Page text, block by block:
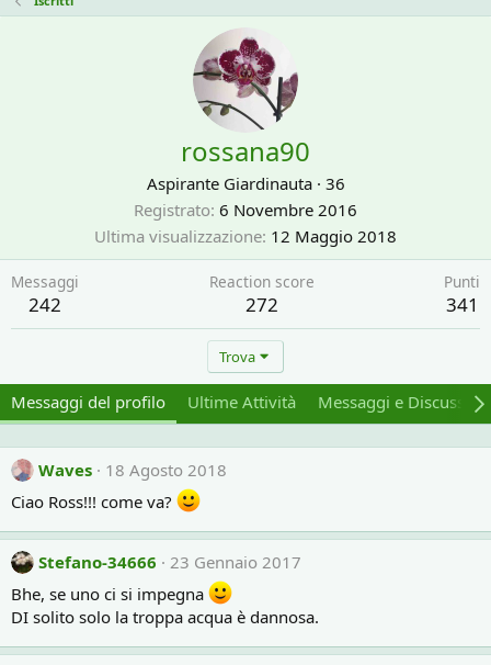
rossana90
Aspirante Giardinauta · 36
Registrato 6 Novembre 2016
Ultima visualizzazione 12 Maggio 2018
Messaggi
242
Reaction score
272
Punti
341
Trova
Messaggi del profilo Ultime Attività Messaggi e
Waves
18 Agosto 2018
Ciao Ross!!! come va?
Stefano-34666
23 Gennaio 2017
Bhe, se uno ci si impegna
DI solito solo la troppa acqua è dannosa.